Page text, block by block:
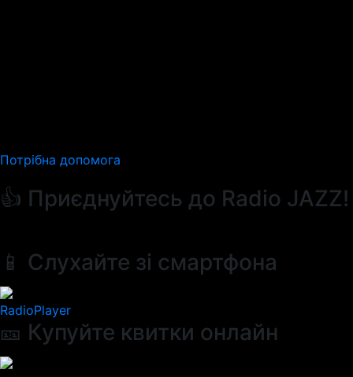
Потрібна допомога
👍 Приєднуйтесь до Radio JAZZ!
📱 Слухайте зі смартфона
RadioPlayer
🎫 Купуйте квитки онлайн